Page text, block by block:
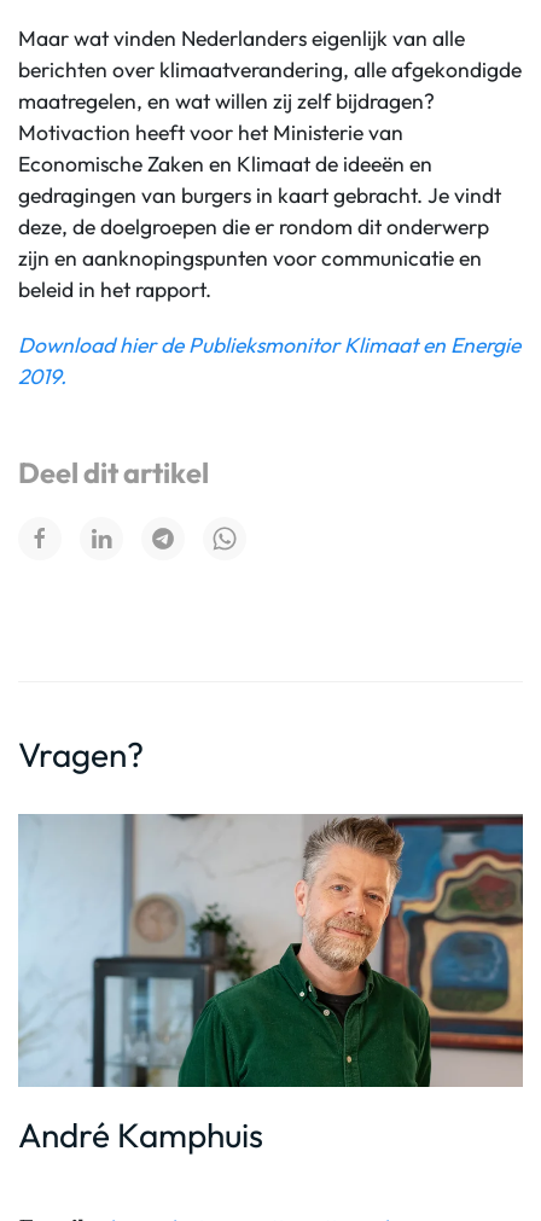
Maar wat vinden Nederlanders eigenlijk van alle
berichten over klimaatverandering, alle afgekondigde
maatregelen, en wat willen zij zelf bijdragen?
Motivaction heeft voor het Ministerie van
Economische Zaken en Klimaat de ideeën en
gedragingen van burgers in kaart gebracht. Je vindt
deze, de doelgroepen die er rondom dit onderwerp
zijn en aanknopingspunten voor communicatie en
beleid in het rapport.
Download hier de Publieksmonitor Klimaat en Energie
2019.
Deel dit artikel
Vragen?
André Kamphuis